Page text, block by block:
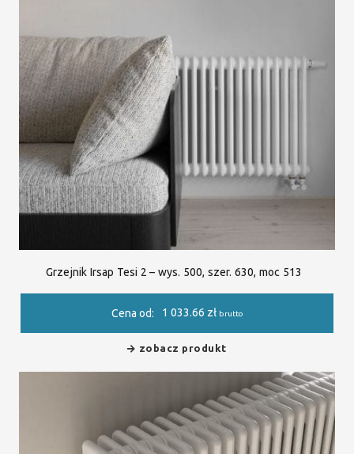
Grzejnik Irsap Tesi 2 – wys. 500, szer. 630, moc 513
Cena od: 1 033.66 zł brutto
zobacz produkt